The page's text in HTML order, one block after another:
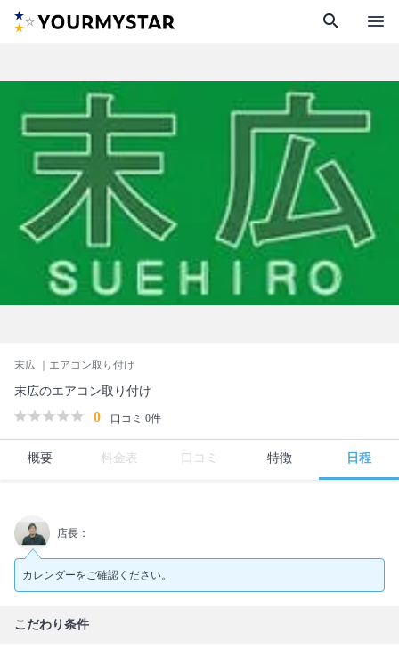
search menu
末広 ｜エアコン取り付け
末広のエアコン取り付け
0 口コミ 0件
概要 料金表 口コミ 特徴 日程
店長：
カレンダーをご確認ください。
こだわり条件